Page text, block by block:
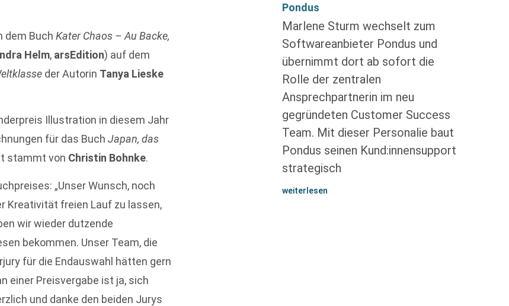
dem BuchKater Chaos – Au Backe,
Helm, arsEdition) auf dem
der Autorin Tanya Lieske
Illustration in diesem Jahr
für das BuchJapan, das
stammt von Christin Bohnke.
„Unser Wunsch, noch
Kreativität freien Lauf zu lassen,
wir wieder dutzende
bekommen. Unser Team, die
für die Endauswahl hätten gern
einer Preisvergabe ist ja, sich
und danke den beiden Jurys
Pondus
Marlene Sturm wechselt zum
Softwareanbieter Pondus und
übernimmt dort ab sofort die
Rolle der zentralen
Ansprechpartnerin im neu
gegründeten Customer Success
Team. Mit dieser Personalie baut
Pondus seinen Kund:innensupport
strategisch
weiterlesen